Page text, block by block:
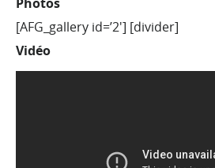
[AFG_gallery id=’2′] [divider]
Vidéo